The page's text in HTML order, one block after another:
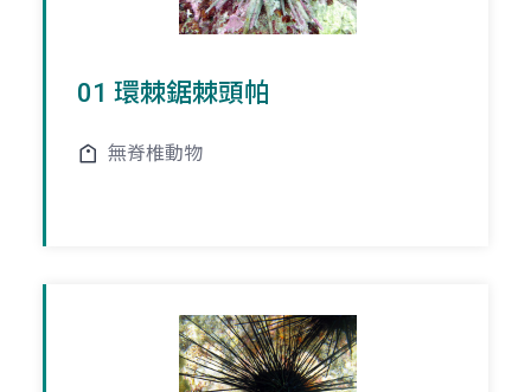
01 環棘鋸棘頭帕
無脊椎動物